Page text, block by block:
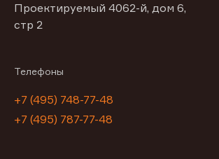
Проектируемый 4062-й, дом 6,
стр 2
Телефоны
+7 (495) 748-77-48
+7 (495) 787-77-48